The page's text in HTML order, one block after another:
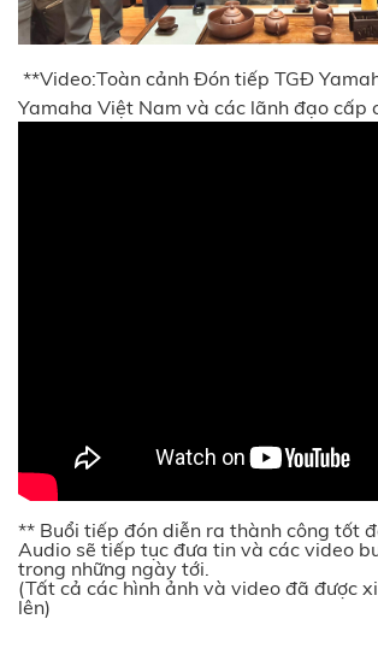
**Video:Toàn cảnh Đón tiếp TGĐ
Yamaha Việt Nam và các lãnh đạo cấp
** Buổi tiếp đón diễn ra thành công tốt
Audio sẽ tiếp tục đưa tin và các video
trong những ngày tới.
(Tất cả các hình ảnh và video đã được
lên)